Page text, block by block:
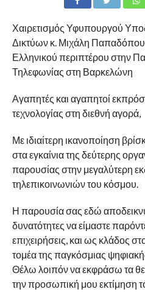
Χαιρετισμός Υφυπουργού
Δικτύων κ. Μιχάλη
Ελληνικού περιπτέρου στην
Τηλεφωνίας στη Βαρκελώνη
Αγαπητές και αγαπητοί
τεχνολογίας στη διεθνή αγορά,
Με ιδιαίτερη ικανοποίηση
στα εγκαίνια της δεύτερης
παρουσίας στην μεγαλύτερη
τηλεπικοινωνιών του κόσμου.
Η παρουσία σας εδώ
δυνατότητες να είμαστε
επιχειρήσεις, και ως κλάδος
τομέα της παγκόσμιας
Θέλω λοιπόν να εκφράσω τα
την προσωπική μου εκτίμηση